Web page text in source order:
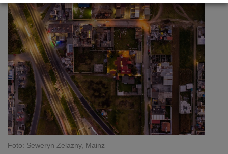
Foto: Seweryn Żelazny, Mainz